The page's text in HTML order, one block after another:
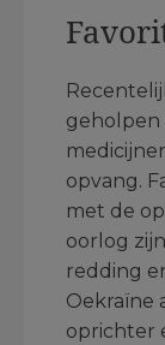
geholpen
opvang.
met de
oorlog
redding
Oekraïne
oprichter